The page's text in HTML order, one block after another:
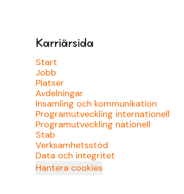
Karriärsida
Start
Jobb
Platser
Avdelningar
Insamling och kommunikation
Programutveckling internationell
Programutveckling nationell
Stab
Verksamhetsstöd
Data och integritet
Hantera cookies